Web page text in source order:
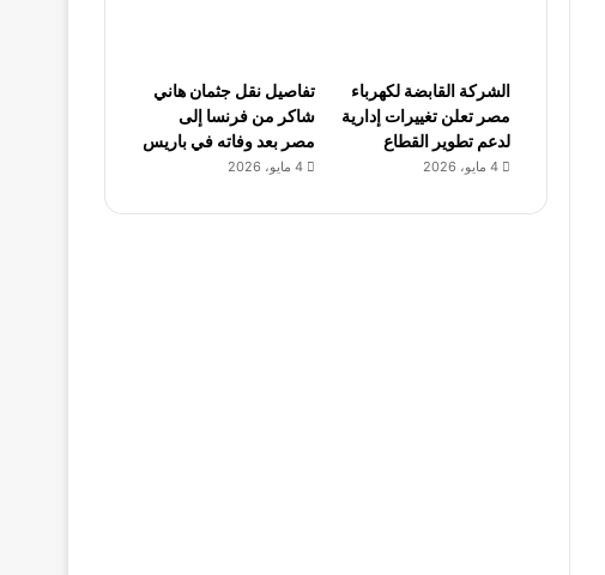
الشركة القابضة لكهرباء
مصر تعلن تغييرات إدارية
لدعم تطوير القطاع
4 مايو، 2026
تفاصيل نقل جثمان هاني
شاكر من فرنسا إلى
مصر بعد وفاته في باريس
4 مايو، 2026